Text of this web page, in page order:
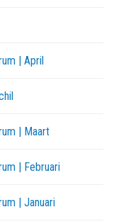
| April
| Maart
| Februari
| Januari